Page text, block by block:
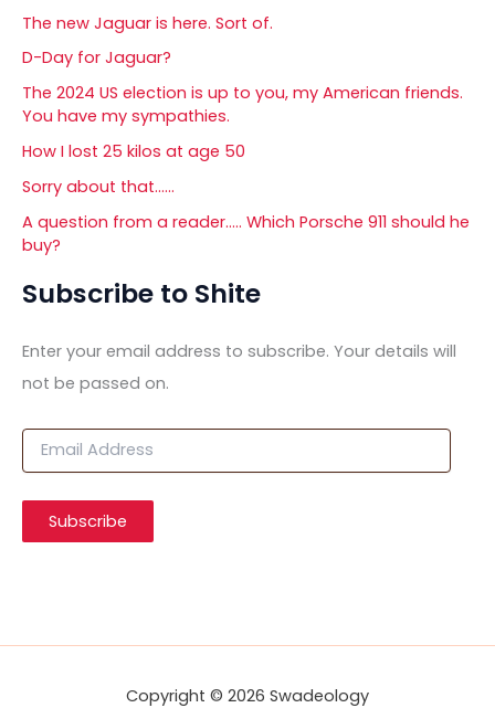
The new Jaguar is here. Sort of.
D-Day for Jaguar?
The 2024 US election is up to you, my American friends.
You have my sympathies.
How I lost 25 kilos at age 50
Sorry about that……
A question from a reader….. Which Porsche 911 should he
buy?
Subscribe to Shite
Enter your email address to subscribe. Your details will
not be passed on.
E
i
A
Subscribe
Copyright © 2026 Swadeology